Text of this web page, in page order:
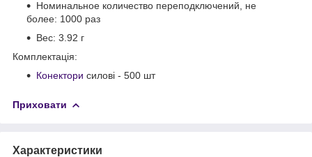
Номинальное количество переподключений, не
более: 1000 раз
Вес: 3.92 г
Комплектація:
Конектори силові - 500 шт
Приховати
Характеристики